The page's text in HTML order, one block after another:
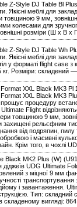
Z-Style DJ Table Bl
Якісні меблі для
товщиною 9 мм,
колесами для
розміри (Ш x В
Z-Style DJ Table Wh
Якісні меблі для
у форматі flight case
Розміри:
XXL Black MK3 Pl
XXL Black MK3
процедуру
Flight
товщиною 9 мм,
захищені рельєфним
від подряпин,
і масивні
Крім того, в чохлі
Black MK2 Plus (W)
діджеїв UDG Ultimate
з міцної 9 мм
транспортування
і завантаження.
Тип:
складеному вигляді: